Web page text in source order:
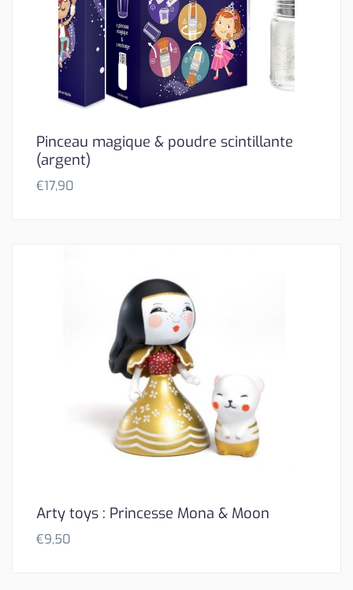
Pinceau magique & poudre scintillante
(argent)
€17,90
Arty toys : Princesse Mona & Moon
€9,50